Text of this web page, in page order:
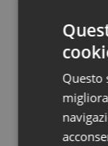
Puglia
Sardegna
Sicilia
Malattie
Malattia
Questo